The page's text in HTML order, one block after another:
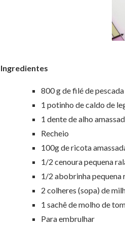
Ingredientes
800 g de filé de pescada
1 potinho de caldo de
1 dente de alho
Recheio
100g de ricota
1/2 cenoura pequena
1/2 abobrinha pequena
2 colheres (sopa) de
1 sachê de molho de
Para embrulhar